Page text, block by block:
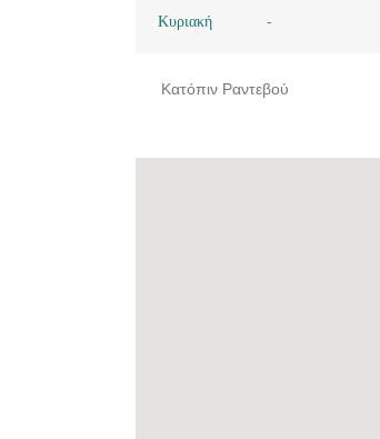
Κυριακή
-
Κατόπιν Ραντεβού